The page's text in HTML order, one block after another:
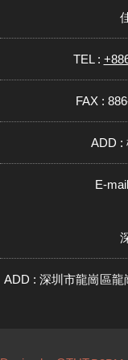
TEL :
FAX :
ADD :
E-
ADD : 深圳市龍崗區